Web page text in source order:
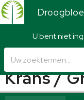
U bent niet
Droogbloemen
Krans /